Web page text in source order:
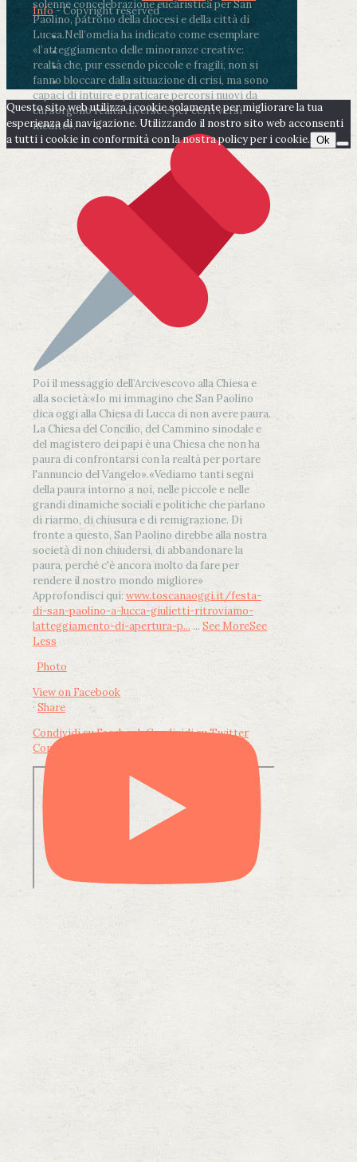
solenne concelebrazione eucaristica per San
Paolino, patrono della diocesi e della città di
Lucca.Nell’omelia ha indicato come esemplare
«l’atteggiamento delle minoranze creative:
realtà che, pur essendo piccole e fragili, non si
fanno bloccare dalla situazione di crisi, ma sono
capaci di intuire e praticare percorsi nuovi da
cui sorgono realtà diverse e per certi versi
inedite».
Poi il messaggio dell’Arcivescovo alla Chiesa e
alla società:«Io mi immagino che San Paolino
dica oggi alla Chiesa di Lucca di non avere paura.
La Chiesa del Concilio, del Cammino sinodale e
del magistero dei papi è una Chiesa che non ha
paura di confrontarsi con la realtà per portare
l'annuncio del Vangelo».«Vediamo tanti segni
della paura intorno a noi, nelle piccole e nelle
grandi dinamiche sociali e politiche che parlano
di riarmo, di chiusura e di remigrazione. Di
fronte a questo, San Paolino direbbe alla nostra
società di non chiudersi, di abbandonare la
paura, perché c'è ancora molto da fare per
rendere il nostro mondo migliore»
Approfondisci qui: www.toscanaoggi.it/festa-
di-san-paolino-a-lucca-giulietti-ritroviamo-
latteggiamento-di-apertura-p... ... See MoreSee
Less
Photo
View on Facebook
· Share
Condividi su FacebookCondividi su Twitter
Condividi su LinkedIn
Info- Copyright reserved
Questo sito web utilizza i cookie solamente per migliorare la tua
esperienza di navigazione. Utilizzando il nostro sito web acconsenti
a tutti i cookie in conformità con la nostra policy per i cookie. Ok